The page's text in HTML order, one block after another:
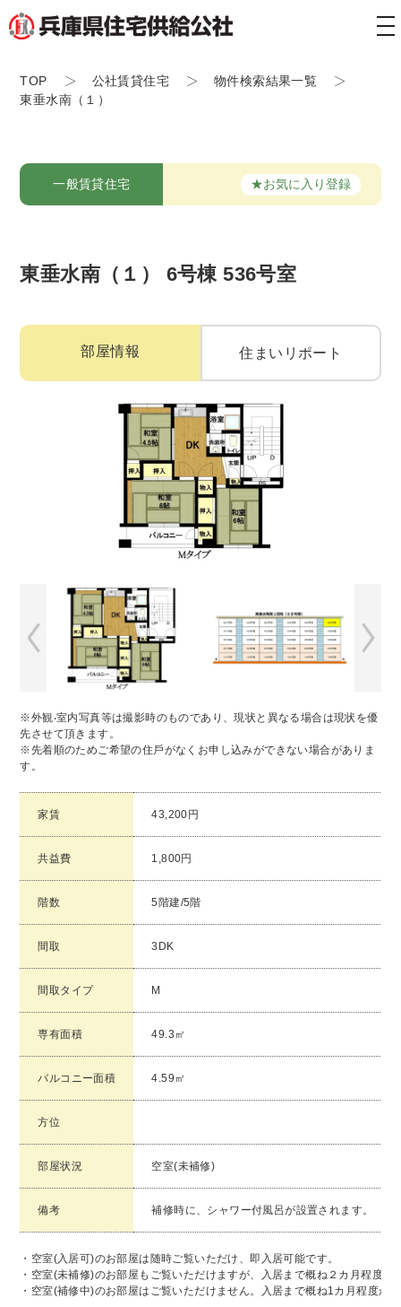
TOP 公社賃貸住宅
物件検索結果一覧
東垂水南（１）
一般賃貸住宅 ★お気に入り登録
東垂水南（１） 6号棟 536号室
部屋情報 住まいリポート
※外観‧室内写真等は撮影時のものであり、現状と異なる場合は現状を優
先させて頂きます。
※先着順のためご希望の住⼾がなくお申し込みができない場合がありま
す。
家賃 43,200円
共益費 1,800円
階数 5階建/5階
間取 3DK
間取タイプ M
専有面積 49.3㎡
バルコニー面積 4.59㎡
方位
部屋状況 空室(未補修)
備考 補修時に、シャワー付風呂が設置されます。
・空室(入居可)のお部屋は随時ご覧いただけ、即入居可能です。
・空室(未補修)のお部屋もご覧いただけますが、入居まで概ね２カ月程度か
・空室(補修中)のお部屋はご覧いただけません。入居まで概ね1カ月程度か